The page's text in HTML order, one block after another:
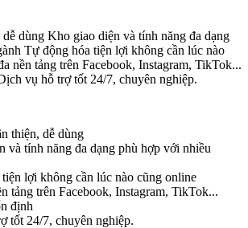
dùng Kho giao diện và tính năng đa dạng
Tự động hóa tiện lợi không cần lúc nào
nền tảng trên Facebook, Instagram, TikTok...
vụ hỗ trợ tốt 24/7, chuyên nghiệp.
thiện, dễ dùng
và tính năng đa dạng phù hợp với nhiều
lợi không cần lúc nào cũng online
tảng trên Facebook, Instagram, TikTok...
định
tốt 24/7, chuyên nghiệp.